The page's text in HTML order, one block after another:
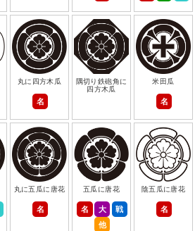
丸に四方木瓜
名
隅切り鉄砲角に
四方木瓜
米田瓜
名
丸に五瓜に唐花
名
五瓜に唐花
名 大
戦
他
陰五瓜に唐花
名